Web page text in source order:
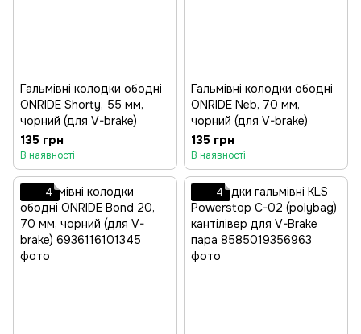
Гальмівні колодки ободні
ONRIDE Shorty, 55 мм,
чорний (для V-brake)
135 грн
В наявності
Гальмівні колодки ободні
ONRIDE Neb, 70 мм,
чорний (для V-brake)
135 грн
В наявності
4 4